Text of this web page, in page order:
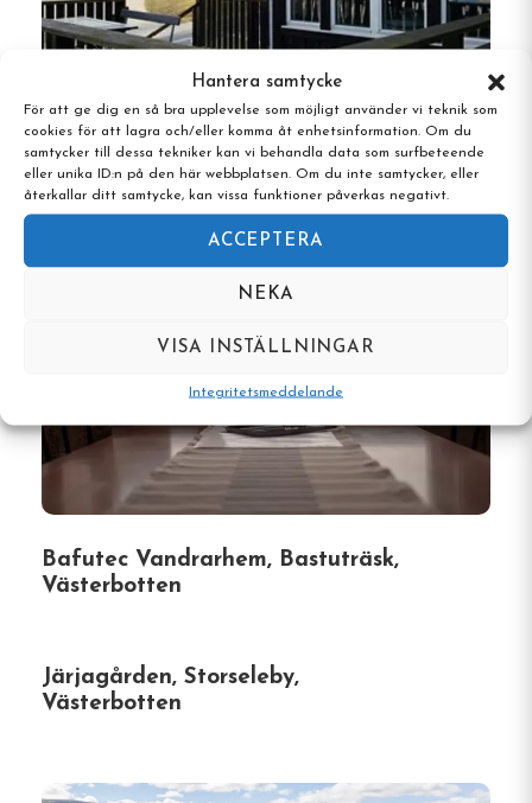
Hantera samtycke
För att ge dig en så bra upplevelse som möjligt använder vi teknik som
cookies för att lagra och/eller komma åt enhetsinformation. Om du
samtycker till dessa tekniker kan vi behandla data som surfbeteende
eller unika ID:n på den här webbplatsen. Om du inte samtycker, eller
återkallar ditt samtycke, kan vissa funktioner påverkas negativt.
ACCEPTERA
NEKA
VISA INSTÄLLNINGAR
Integritetsmeddelande
Arnes Sjöbod, Umeå, Västerbotten
Bafutec Vandrarhem, Bastuträsk,
Västerbotten
Järjagården, Storseleby,
Västerbotten